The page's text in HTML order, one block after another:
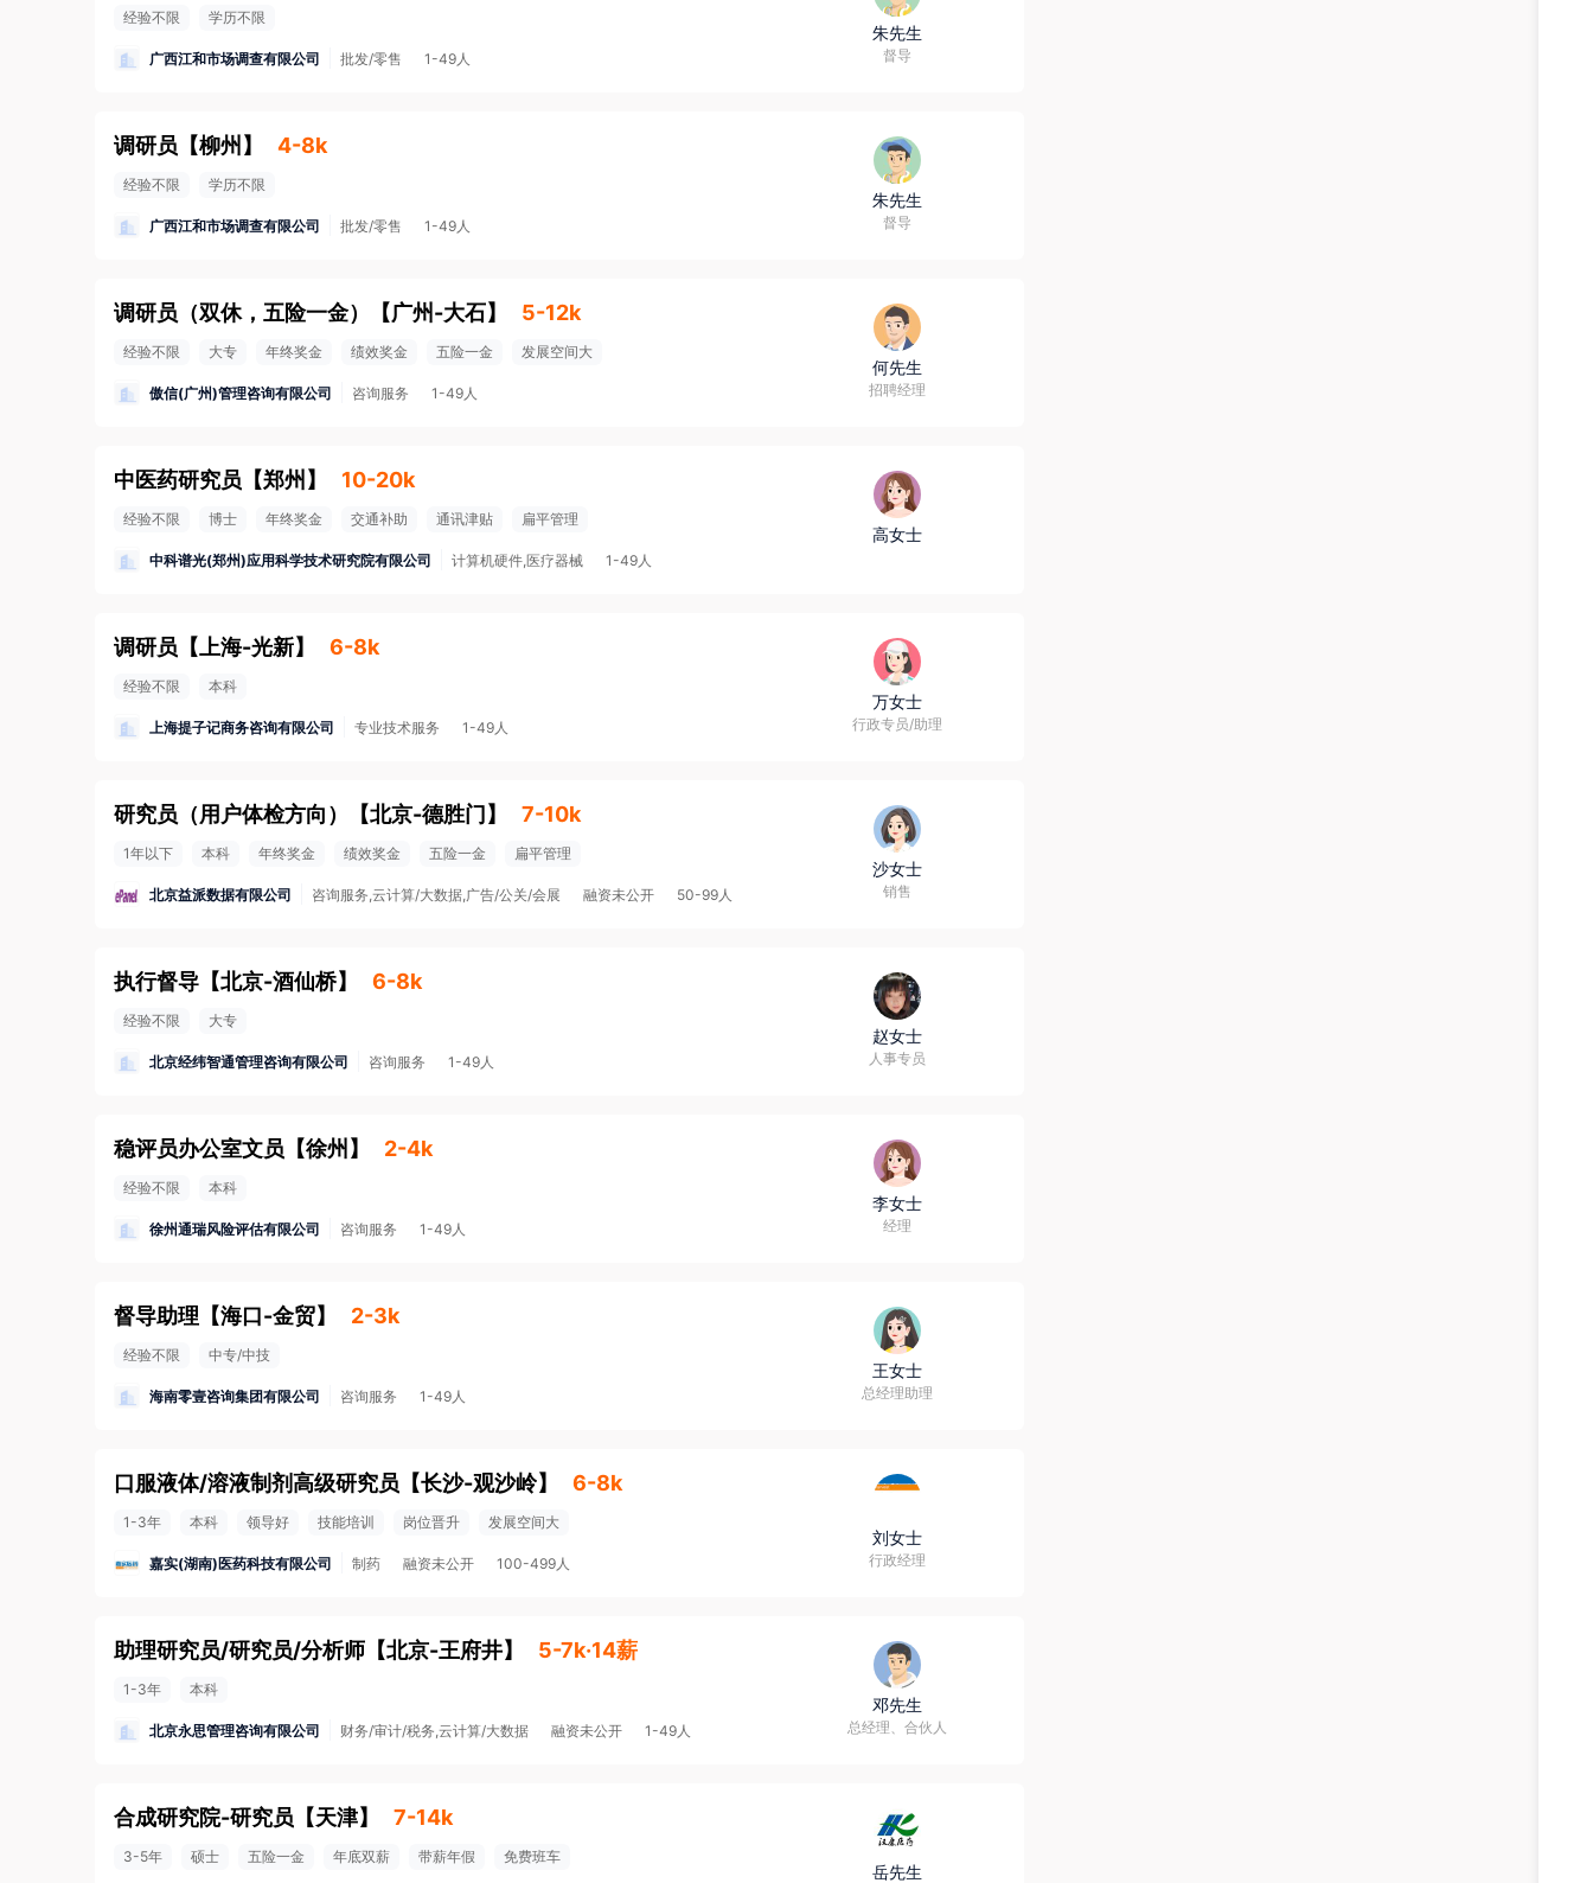
经验不限 学历不限
广西江和市场调查有限公司 批发/零售 1-49人
朱先生
督导
调研员 【柳州 】 4-8k
经验不限 学历不限
广西江和市场调查有限公司 批发/零售 1-49人
朱先生
督导
调研员（双休，五险一金） 【广州-大石】 5-12k
经验不限 大专 年终奖金 绩效奖金 五险一金 发展空间大
傲信(广州)管理咨询有限公司 咨询服务 1-49人
何先生
招聘经理
中医药研究员 【郑州 】 10-20k
经验不限 博士 年终奖金 交通补助 通讯津贴 扁平管理
中科谱光(郑州)应用科学技术研究院有限公司 计算机硬件,医疗器械 1-49人
高女士
调研员 【 上海-光新】 6-8k
经验不限 本科
上海提子记商务咨询有限公司 专业技术服务 1-49人
万女士
行政专员/助理
研究员（用户体检方向） 【北京-德胜门 】 7-10k
1年以下 本科 年终奖金 绩效奖金 五险一金 扁平管理
北京益派数据有限公司 咨询服务,云计算/大数据,广告/公关/会展 融资未公开 50-99人
沙女士
销售
执行督导 【北京-酒仙桥】 6-8k
经验不限 大专
北京经纬智通管理咨询有限公司 咨询服务 1-49人
赵女士
人事专员
稳评员办公室文员 【徐州 】 2-4k
经验不限 本科
徐州通瑞风险评估有限公司 咨询服务 1-49人
李女士
经理
督导助理 【海口-金贸】 2-3k
经验不限 中专/中技
海南零壹咨询集团有限公司 咨询服务 1-49人
王女士
总经理助理
口服液体/溶液制剂高级研究员 【长沙-观沙岭】 6-8k
1-3年 本科 领导好 技能培训 岗位晋升 发展空间大
嘉实(湖南)医药科技有限公司 制药 融资未公开 100-499人
刘女士
行政经理
助理研究员/研究员/分析师 【北京-王府井】 5-7k·14薪
1-3年 本科
北京永思管理咨询有限公司 财务/审计/税务,云计算/大数据 融资未公开 1-49人
邓先生
总经理、合伙人
合成研究院-研究员 【天津】 7-14k
3-5年 硕士 五险一金 年底双薪 带薪年假 免费班车
岳先生